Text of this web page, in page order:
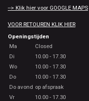
--> Klik hier voor GOOGLE MAPS
VOOR RETOUREN KLIK HIER
Openingstijden
Ma
Closed
Di
10.00 - 17.30
Wo
10.00 - 17.30
Do
10.00 - 17.30
Do avond op afspraak
Vr
10.00 - 17.30